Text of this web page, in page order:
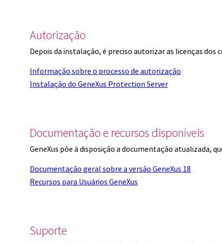
Autorização
Depois da instalação, é preciso autorizar as licenças dos
Informação sobre o processo de autorização
Instalação do GeneXus Protection Server
Documentação e recursos disponíveis
GeneXus põe à disposição a documentação atualizada,
Documentação geral sobre a versão GeneXus 18
Recursos para Usuários GeneXus
Suporte